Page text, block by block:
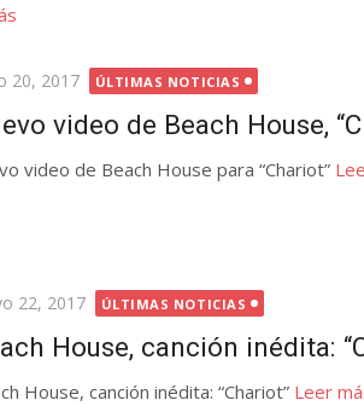
20, 2017 ÚLTIMAS NOTICIAS
video de Beach House,
video de Beach House para “Chariot”
22, 2017 ÚLTIMAS NOTICIAS
House, canción inédita:
House, canción inédita: “Chariot” Leer